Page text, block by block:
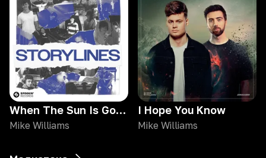
When The Sun Is Gone (feat. RYVM)
Mike Williams
I Hope You Know
Mike Williams